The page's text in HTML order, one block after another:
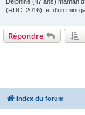
n
l
(RDC, 2016), et d'un mini
Répondre
Index du forum